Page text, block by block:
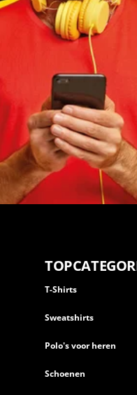
T-Shirts
Sweatshirts
Polo's voor heren
Schoenen